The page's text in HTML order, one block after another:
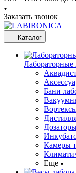
Заказать звонок
Каталог
Лабораторные
Бани
Камеры
Еще